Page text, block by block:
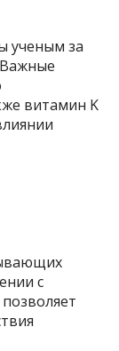
ученым за
витамин K
с